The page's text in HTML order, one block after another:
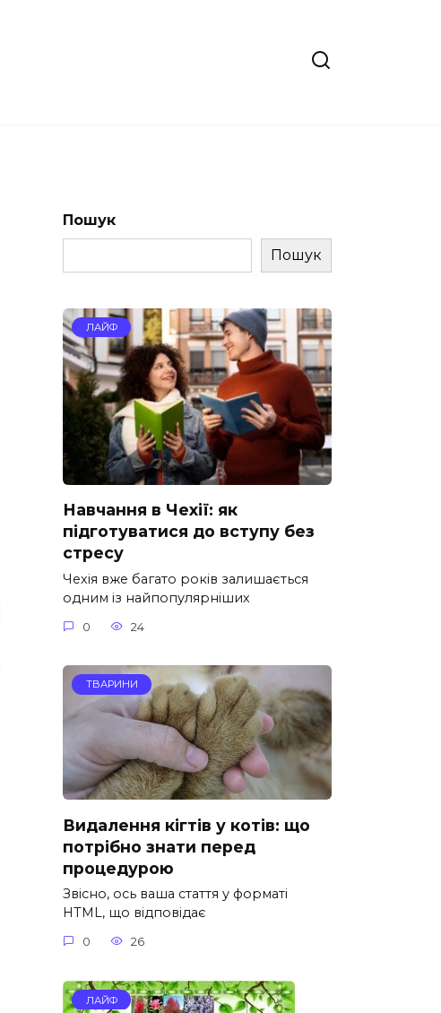
Пошук
Пошук
ЛАЙФ
Навчання в Чехії: як
підготуватися до вступу без
стресу
Чехія вже багато років залишається
одним із найпопулярніших
0 24
ТВАРИНИ
Видалення кігтів у котів: що
потрібно знати перед
процедурою
Звісно, ось ваша стаття у форматі
HTML, що відповідає
0 26
ЛАЙФ